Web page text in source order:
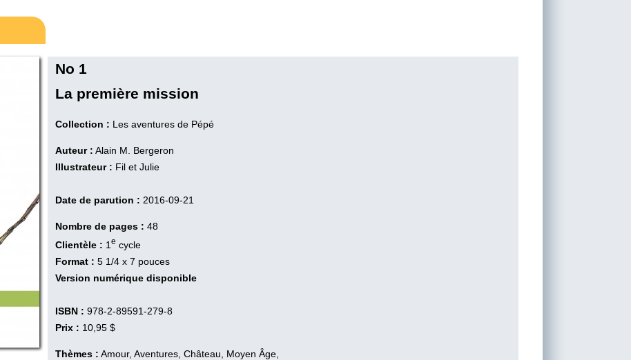
No 1
La première mission
Collection : Les aventures de Pépé
Auteur : Alain M. Bergeron
Illustrateur : Fil et Julie
Date de parution : 2016-09-21
Nombre de pages : 48
Clientèle : 1 e cycle
Format : 5 1/4 x 7 pouces
Version numérique disponible
ISBN : 978-2-89591-279-8
Prix : 10,95 $
Thèmes : Amour, Aventures, Château, Moyen Âge,